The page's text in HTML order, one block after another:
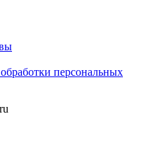
персональных